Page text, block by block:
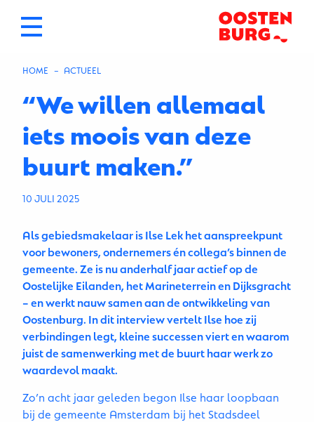
HOME ACTUEEL
HUIDIGE PAGINA: “WE WILLEN ALLEMAAL IETS MOOIS VAN DEZE
“We willen allemaal
iets moois van deze
buurt maken.”
10 JULI 2025
Als gebiedsmakelaar is Ilse Lek het aanspreekpunt
voor bewoners, ondernemers én collega’s binnen de
gemeente. Ze is nu anderhalf jaar actief op de
Oostelijke Eilanden, het Marineterrein en Dijksgracht
– en werkt nauw samen aan de ontwikkeling van
Oostenburg. In dit interview vertelt Ilse hoe zij
verbindingen legt, kleine successen viert en waarom
juist de samenwerking met de buurt haar werk zo
waardevol maakt.
Zo’n acht jaar geleden begon Ilse haar loopbaan
bij de gemeente Amsterdam bij het Stadsdeel